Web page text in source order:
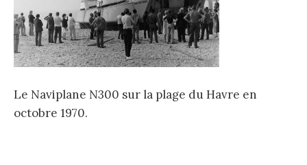
Le Naviplane N300 sur la plage du Havre en
octobre 1970.